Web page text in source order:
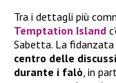
Tra i dettagli più
Temptation Island
Sabetta. La
centro delle
durante i falò, in